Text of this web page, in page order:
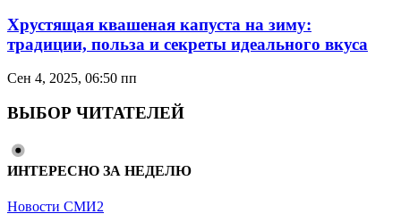
Хрустящая квашеная капуста на зиму:
традиции, польза и секреты идеального вкуса
Сен 4, 2025, 06:50 пп
ВЫБОР ЧИТАТЕЛЕЙ
ИНТЕРЕСНО ЗА НЕДЕЛЮ
Новости СМИ2